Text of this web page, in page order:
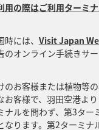
用の際はご利用ターミ
には、 Visit Japan
のオンライン手続きサ
のお客様または植物等
お客様で、羽田空港よ
ナルを問わず、第3ター
なります。第2ターミナ